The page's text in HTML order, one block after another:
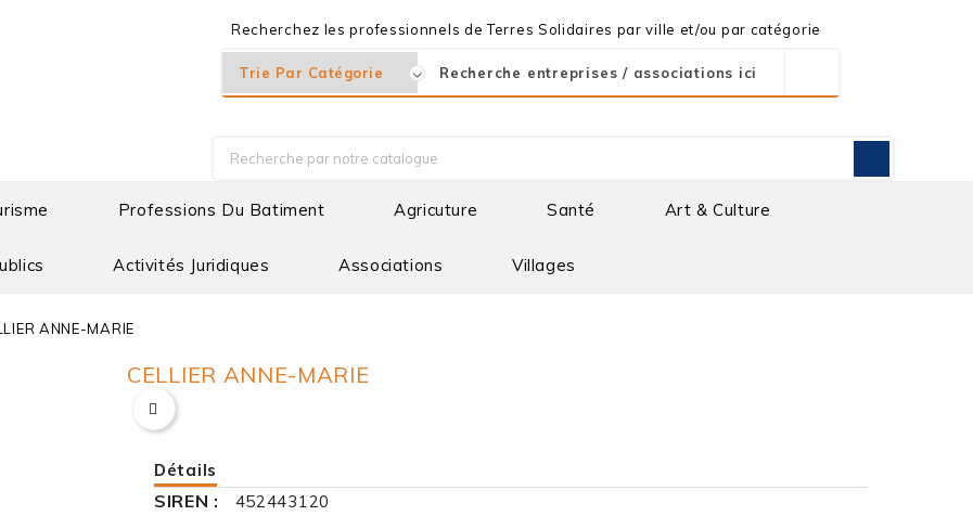
Recherchez les professionnels de Terres Solidaires par ville et/ou par catégorie
Professions Du Batiment Agricuture Santé Art & Culture
Activités Juridiques Associations Villages
ANNE-MARIE
CELLIER ANNE-MARIE
Détails
SIREN : 452443120